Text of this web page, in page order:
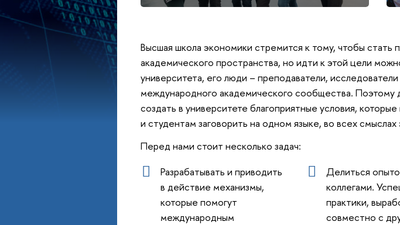
Высшая школа экономики стремится к тому, чтобы
академического пространства, но идти к этой цели
университета, его люди – преподаватели,
международного академического сообщества. Поэтому
создать в университете благоприятные условия,
и студентам заговорить на одном языке, во всех смыслах
Перед нами стоит несколько задач:
Разрабатывать и приводить
в действие механизмы,
которые помогут
международным
Делиться
коллегами.
практики,
совместно с